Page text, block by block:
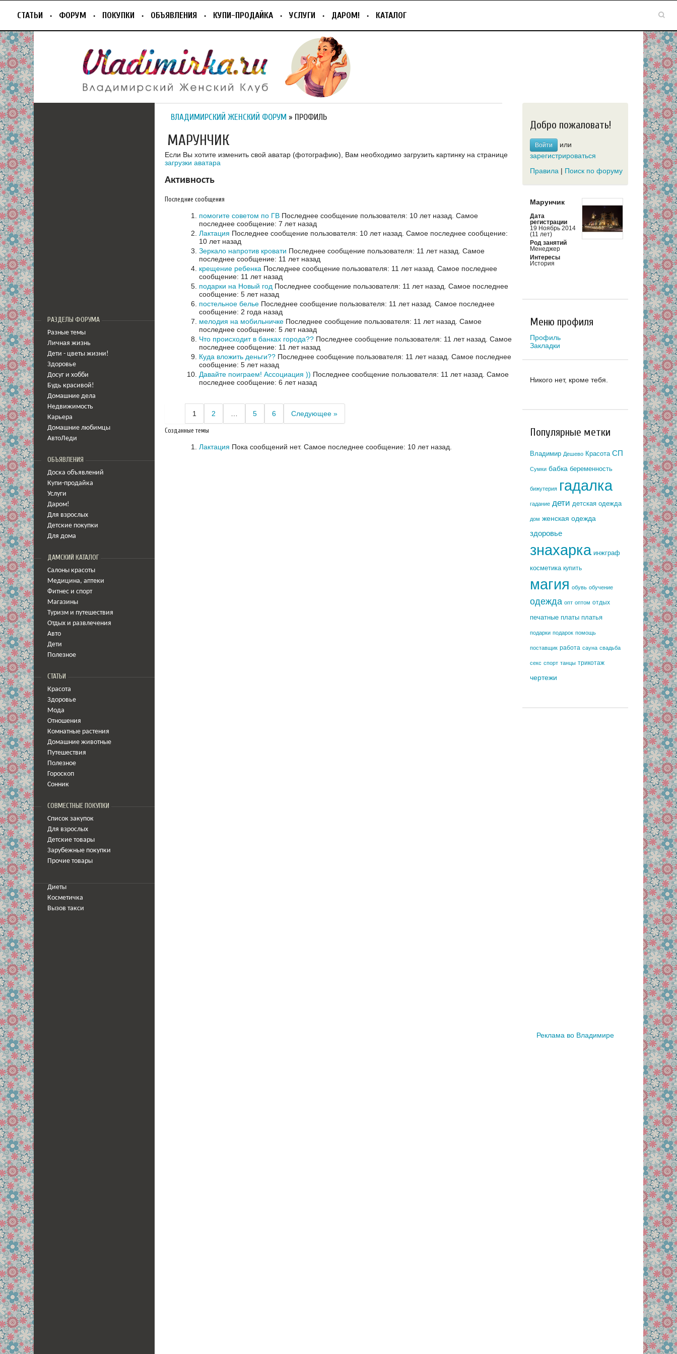
СТАТЬИ ФОРУМ ПОКУПКИ ОБЪЯВЛЕНИЯ КУПИ-ПРОДАЙКА УСЛУГИ ДАРОМ! КАТАЛОГ
РАЗДЕЛЫ ФОРУМА
Разные темы
Личная жизнь
Дети - цветы жизни!
Здоровье
Досуг и хобби
Будь красивой!
Домашние дела
Недвижимость
Карьера
Домашние любимцы
АвтоЛеди
ОБЪЯВЛЕНИЯ
Доска объявлений
Купи-продайка
Услуги
Даром!
Для взрослых
Детские покупки
Для дома
ДАМСКИЙ КАТАЛОГ
Салоны красоты
Медицина, аптеки
Фитнес и спорт
Магазины
Туризм и путешествия
Отдых и развлечения
Авто
Дети
Полезное
СТАТЬИ
Красота
Здоровье
Мода
Отношения
Комнатные растения
Домашние животные
Путешествия
Полезное
Гороскоп
Сонник
СОВМЕСТНЫЕ ПОКУПКИ
Список закупок
Для взрослых
Детские товары
Зарубежные покупки
Прочие товары
Диеты
Косметичка
Вызов такси
ВЛАДИМИРСКИЙ ЖЕНСКИЙ ФОРУМ » ПРОФИЛЬ
МАРУНЧИК
Если Вы хотите изменить свой аватар (фотографию), Вам необходимо загрузить картинку на странице
загрузки аватара
Активность
Последние сообщения
помогите советом по ГВ Последнее сообщение пользователя: 10 лет назад. Самое
последнее сообщение: 7 лет назад
Лактация Последнее сообщение пользователя: 10 лет назад. Самое последнее сообщение:
10 лет назад
Зеркало напротив кровати Последнее сообщение пользователя: 11 лет назад. Самое
последнее сообщение: 11 лет назад
крещение ребенка Последнее сообщение пользователя: 11 лет назад. Самое последнее
сообщение: 11 лет назад
подарки на Новый год Последнее сообщение пользователя: 11 лет назад. Самое последнее
сообщение: 5 лет назад
постельное белье Последнее сообщение пользователя: 11 лет назад. Самое последнее
сообщение: 2 года назад
мелодия на мобильничке Последнее сообщение пользователя: 11 лет назад. Самое
последнее сообщение: 5 лет назад
Что происходит в банках города?? Последнее сообщение пользователя: 11 лет назад. Самое
последнее сообщение: 11 лет назад
Куда вложить деньги?? Последнее сообщение пользователя: 11 лет назад. Самое последнее
сообщение: 5 лет назад
Давайте поиграем! Ассоциация )) Последнее сообщение пользователя: 11 лет назад. Самое
последнее сообщение: 6 лет назад
1 2 5 6 Следующее »
Созданные темы
Лактация Пока сообщений нет. Самое последнее сообщение: 10 лет назад.
Добро пожаловать!
Войти
или
зарегистрироваться
Правила | Поиск по форуму
Марунчик
Дата
регистрации
19 Ноябрь 2014
(11 лет)
Род занятий
Менеджер
Интересы
История
Меню профиля
Профиль
Закладки
Никого нет, кроме тебя.
Популярные метки
Владимир Дешево Красота СП
Сумки бабка беременность
бижутерия гадалка
гадание дети детская одежда
дом женская одежда
здоровье
знахарка инжграф
косметика купить
магия обувь обучение
одежда опт оптом отдых
печатные платы платья
подарки подарок помощь
поставщик работа сауна свадьба
секс спорт танцы трикотаж
чертежи
Реклама во Владимире